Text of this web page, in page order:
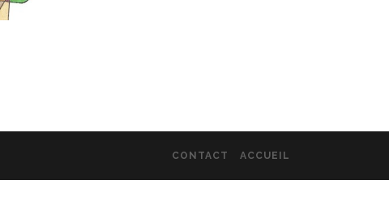
CONTACT ACCUEIL